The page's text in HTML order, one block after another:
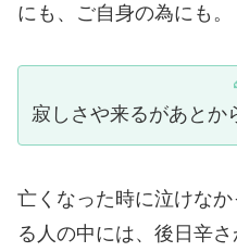
にも、ご自身の為にも。
寂しさや来るがあとか
亡くなった時に泣けな
る人の中には、後日辛